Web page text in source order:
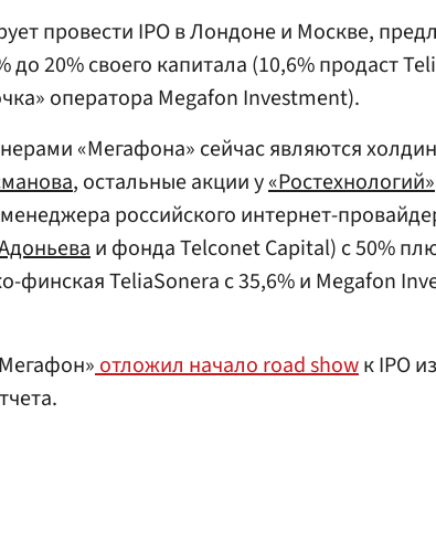
провести IPO в Лондоне и Москве,
до 20% своего капитала (10,6% продаст
оператора Megafon Investment).
«Мегафона» сейчас являются
, остальные акции у«Ростехнологий»
российского интернет-
и фонда Telconet Capital) с 50%
финская TeliaSonera с 35,6% и Megafon
отложил начало road showк IPO